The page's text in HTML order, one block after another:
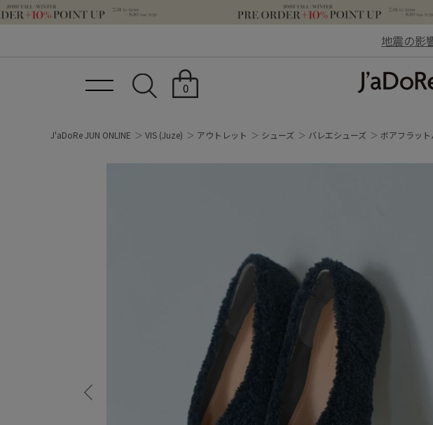
地震の影
0
J'aDoRe JUN ONLINE VIS (Juze) アウトレット シューズ バレエシューズ ボアフラット